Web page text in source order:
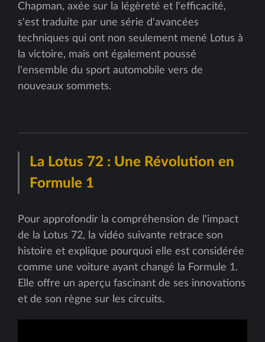
Chapman, axée sur la légèreté et l'efficacité,
s'est traduite par une série d'avancées
techniques qui ont non seulement mené Lotus à
la victoire, mais ont également poussé
l'ensemble du sport automobile vers de
nouveaux sommets.
La Lotus 72 : Une Révolution en
Formule 1
Pour approfondir la compréhension de l'impact
de la Lotus 72, la vidéo suivante retrace son
histoire et explique pourquoi elle est considérée
comme une voiture ayant changé la Formule 1.
Elle offre un aperçu fascinant de ses innovations
et de son règne sur les circuits.